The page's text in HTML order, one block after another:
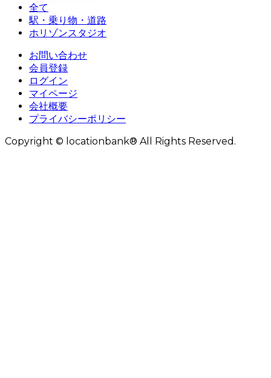
全て
駅・乗り物・道路
ホリゾンスタジオ
お問い合わせ
会員登録
ログイン
マイページ
会社概要
プライバシーポリシー
Copyright © locationbank® All Rights Reserved.